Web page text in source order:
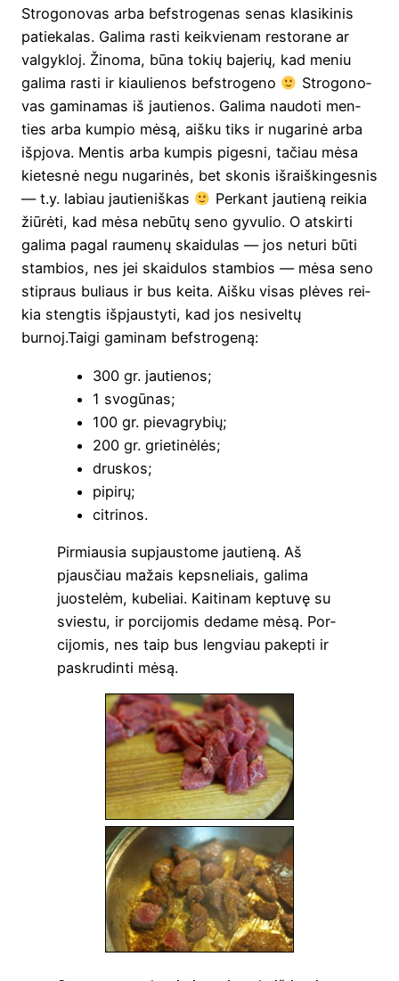
Stro­go­no­vas arba befst­ro­ge­nas senas kla­si­ki­nis
patie­ka­las. Gali­ma ras­ti keik­vie­nam res­to­ra­ne ar
val­gyk­loj. Žino­ma, būna tokių baje­rių, kad meniu
gali­ma ras­ti ir kiau­lie­nos befst­ro­ge­no
Stro­go­no­
vas gami­na­mas iš jau­tie­nos. Gali­ma nau­do­ti men­
ties arba kum­pio mėsą, aiš­ku tiks ir nuga­ri­nė arba
išpjo­va. Men­tis arba kum­pis piges­ni, tačiau mėsa
kie­tes­nė negu nuga­ri­nės, bet sko­nis išraiš­kin­ges­nis
— t.y. labiau jau­tie­niš­kas
Per­kant jau­tie­ną rei­kia
žiū­rė­ti, kad mėsa nebū­tų seno gyvu­lio. O atskir­ti
gali­ma pagal rau­me­nų skai­du­las — jos netu­ri būti
stam­bios, nes jei skai­du­los stam­bios — mėsa seno
stipraus buliaus ir bus kei­ta. Aiš­ku visas plė­ves rei­
kia steng­tis išpjaus­ty­ti, kad jos nesi­vel­tų
burnoj.Taigi gami­nam befstrogeną:
300 gr. jautienos;
1 svo­gū­nas;
100 gr. pievagrybių;
200 gr. grietinėlės;
drus­kos;
pipi­rų;
citri­nos.
Pir­miau­sia supjaus­to­me jau­tie­ną. Aš
pjaus­čiau mažais keps­ne­liais, gali­ma
juos­te­lėm, kube­liai. Kai­ti­nam kep­tu­vę su
svies­tu, ir por­ci­jo­mis deda­me mėsą. Por­
ci­jo­mis, nes taip bus leng­viau pakep­ti ir
paskru­din­ti mėsą.